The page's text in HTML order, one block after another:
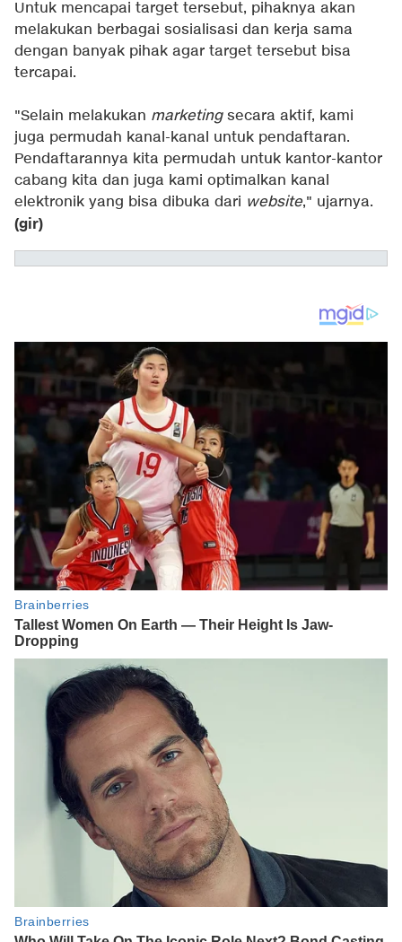
Untuk mencapai target tersebut, pihaknya akan
melakukan berbagai sosialisasi dan kerja sama
dengan banyak pihak agar target tersebut bisa
tercapai.
"Selain melakukan marketingsecara aktif, kami
juga permudah kanal-kanal untuk pendaftaran.
Pendaftarannya kita permudah untuk kantor-kantor
cabang kita dan juga kami optimalkan kanal
elektronik yang bisa dibuka dari website," ujarnya.
(gir)